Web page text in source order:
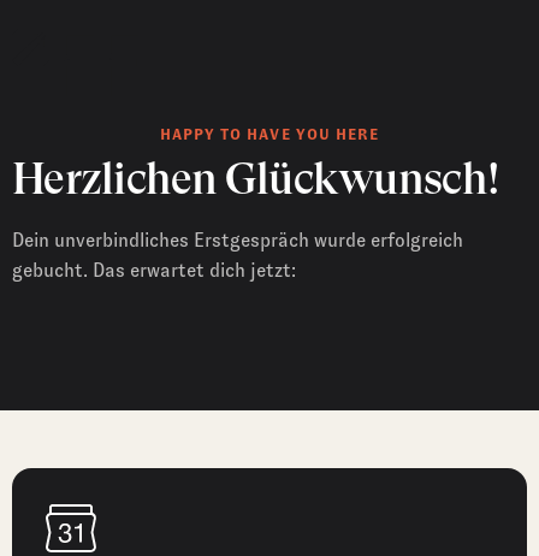
HAPPY TO HAVE YOU HERE
Herzlichen Glückwunsch!
Dein unverbindliches Erstgespräch wurde erfolgreich
gebucht. Das erwartet dich jetzt: